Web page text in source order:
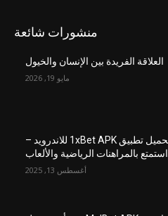
منشورات شائعة
العلاقة الفريدة بين الإنسان والخيول
مايو 19, 2026
عنوان: تحميل تطبيق 1xBet APK للاندرويد –
استمتع بالمراهنات الرياضية والألعاب
أغسطس 13, 2025